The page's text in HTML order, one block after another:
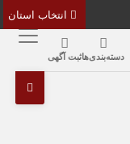
دسته‌بندی‌هاثبت آگهی